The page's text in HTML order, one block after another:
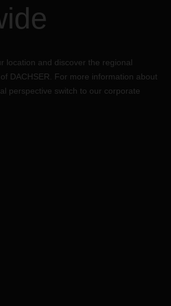
location and discover the regional
DACHSER. For more information about
perspective switch to our corporate